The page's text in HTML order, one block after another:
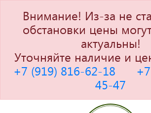
Внимание! Из-за не
обстановки цены
актуальны!
Уточняйте наличие и
+7 (919) 816-62-18
45-47